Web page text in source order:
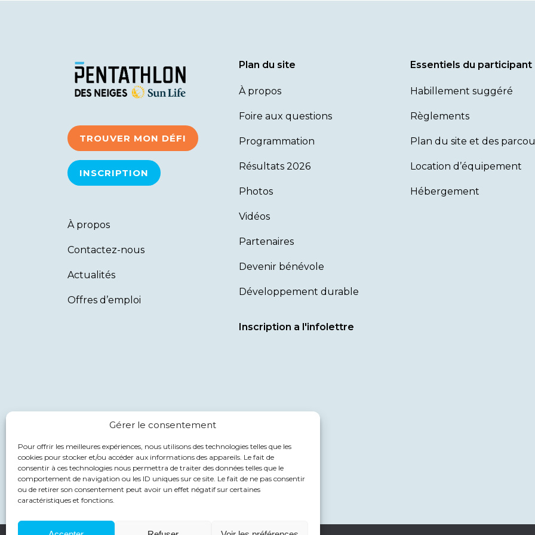
Gérer le consentement
Pour offrir les meilleures expériences, nous utilisons des technologies telles que les
cookies pour stocker et/ou accéder aux informations des appareils. Le fait de
consentir à ces technologies nous permettra de traiter des données telles que le
comportement de navigation ou les ID uniques sur ce site. Le fait de ne pas consentir
ou de retirer son consentement peut avoir un effet négatif sur certaines
caractéristiques et fonctions.
TROUVER MON DÉFI
INSCRIPTION
À propos
Contactez-nous
Actualités
Offres d’emploi
Plan du site
À propos
Foire aux questions
Programmation
Résultats 2026
Photos
Vidéos
Partenaires
Devenir bénévole
Développement durable
Essentiels du participant
Habillement suggéré
Règlements
Plan du site et des
Location d’équipement
Hébergement
Inscription a l'infolettre